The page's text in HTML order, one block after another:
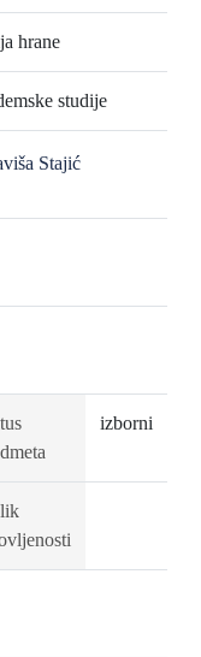
hrane
studije
Stajić
izborni